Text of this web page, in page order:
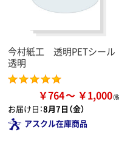
今村紙工 透明PETシール
透明
￥764 ￥1,000
お届け日：8月7日（金）
アスクル在庫商品